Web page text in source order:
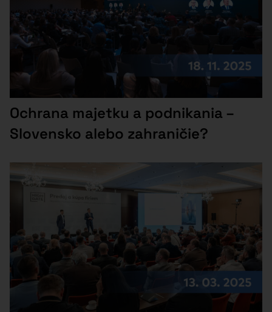
Ochrana majetku a podnikania –
Slovensko alebo zahraničie?